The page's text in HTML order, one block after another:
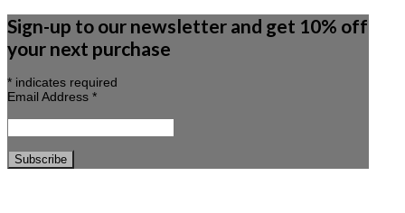
Sign-up to our newsletter and get 10% off
your next purchase
* indicates required
Email Address *